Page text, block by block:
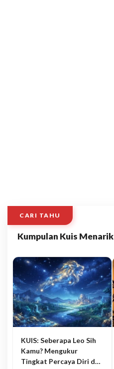
CARI TAHU
Kumpulan Kuis Menarik
KUIS: Seberapa Leo Sih
Kamu? Mengukur
Tingkat Percaya Diri dan